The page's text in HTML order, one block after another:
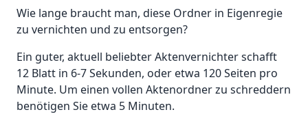
Wie lange braucht man, diese Ordner in Eigenregie
zu vernichten und zu entsorgen?
Ein guter, aktuell beliebter Aktenvernichter schafft
12 Blatt in 6-7 Sekunden, oder etwa 120 Seiten pro
Minute. Um einen vollen Aktenordner zu schreddern
benötigen Sie etwa 5 Minuten.